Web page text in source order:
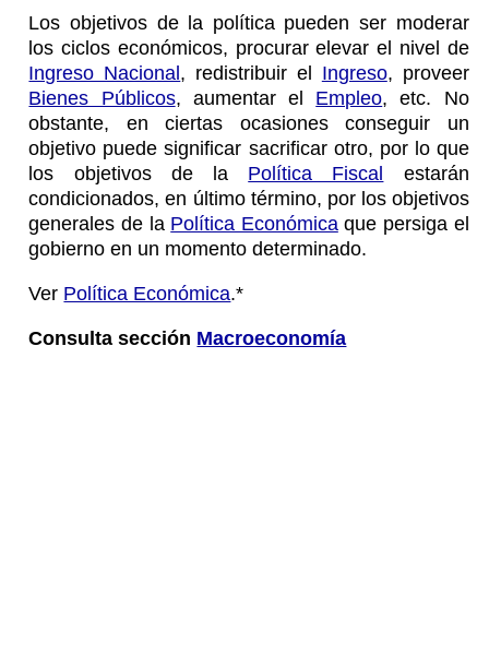
Los objetivos de la política pueden ser moderar
los ciclos económicos, procurar elevar el nivel de
Ingreso Nacional , redistribuir el Ingreso, proveer
Bienes Públicos, aumentar el Empleo, etc. No
obstante, en ciertas ocasiones conseguir un
objetivo puede significar sacrificar otro, por lo que
los objetivos de la Política Fiscal
estarán
condicionados, en último término, por los objetivos
generales de la Política Económicaque persiga el
gobierno en un momento determinado.
Ver Política Económica.*
Consulta sección Macroeconomía